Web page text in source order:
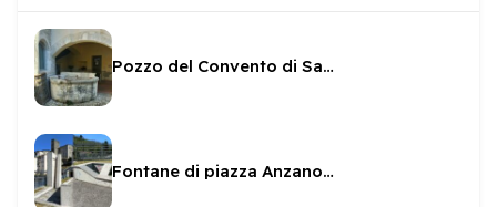
Pozzo del Convento di San Giovanni
Fontane di piazza Anzano Natali